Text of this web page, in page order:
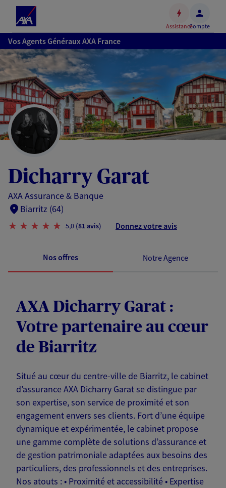
Accéder
au
contenu
Accéder
au
pied
de
page
AssistanceCompte
Vos Agents Généraux AXA France
Dicharry Garat
AXA Assurance & Banque
Biarritz (64)
5,0 (81 avis) Donnez votre avis
Nos offres Notre Agence
AXA Dicharry Garat :
Votre partenaire au cœur
de Biarritz
Situé au cœur du centre-ville de Biarritz, le cabinet
d’assurance AXA Dicharry Garat se distingue par
son expertise, son service de proximité et son
engagement envers ses clients. Fort d’une équipe
dynamique et expérimentée, le cabinet propose
une gamme complète de solutions d’assurance et
de gestion patrimoniale adaptées aux besoins des
particuliers, des professionnels et des entreprises.
Nos atouts : • Proximité et accessibilité • Expertise